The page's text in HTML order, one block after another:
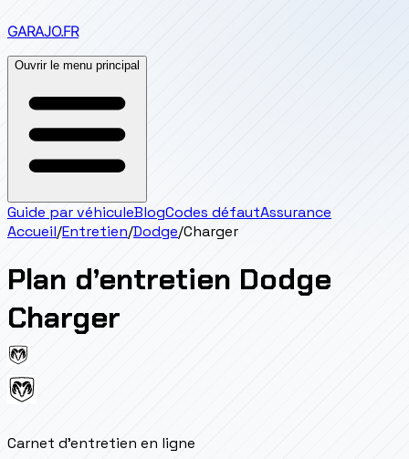
GARAJO.FR
Ouvrir le menu principal
Guide par véhiculeBlogCodes défautAssurance
Accueil/Entretien/Dodge/Charger
Plan d’entretien Dodge
Charger
Carnet d'entretien en ligne